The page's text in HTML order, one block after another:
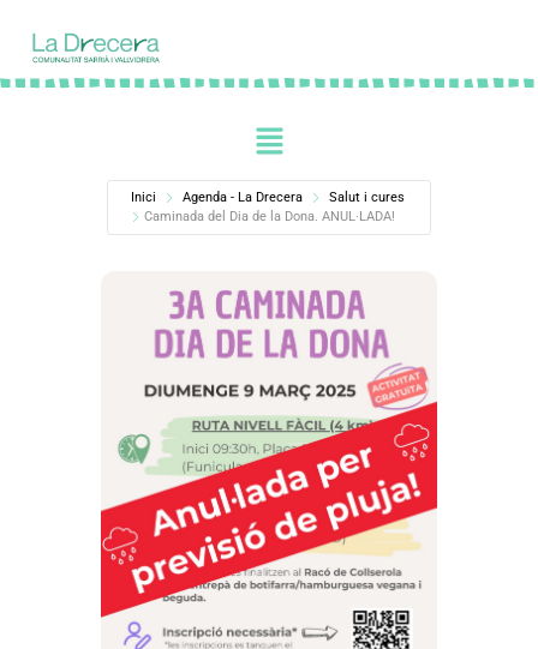
Inici Agenda - La Drecera
Salut i cures
Caminada del Dia de la Dona. ANUL·LADA!